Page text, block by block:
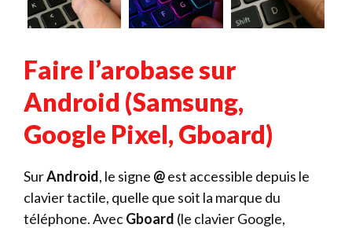
Faire l’arobase sur
Android (Samsung,
Google Pixel, Gboard)
SurAndroid, le signe @est accessible depuis le
clavier tactile, quelle que soit la marque du
téléphone. AvecGboard (le clavier Google,